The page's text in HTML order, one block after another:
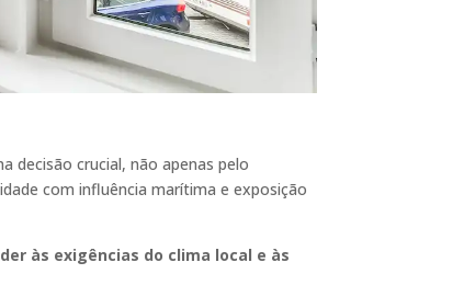
decisão crucial, não apenas pelo
com influência marítima e exposição
às exigências do clima local e às